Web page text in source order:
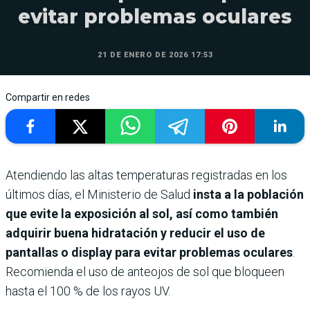
evitar problemas oculares
21 DE ENERO DE 2026 17:53
Compartir en redes
Atendiendo las altas temperaturas registradas en los
últimos días, el Ministerio de Salud insta a la población
que evite la exposición al sol, así como también
adquirir buena hidratación y reducir el uso de
pantallas o display para evitar problemas oculares
Recomienda el uso de anteojos de sol que bloqueen
hasta el 100 % de los rayos UV.